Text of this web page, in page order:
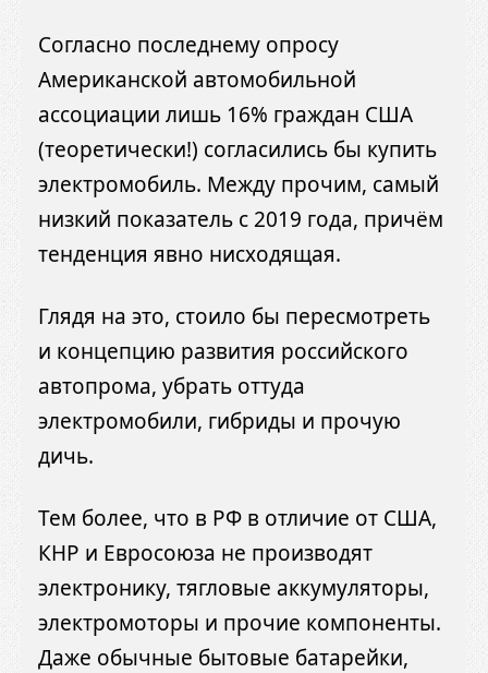
Согласно последнему опросу
Американской автомобильной
ассоциации лишь 16% граждан США
(теоретически!) согласились бы купить
электромобиль. Между прочим, самый
низкий показатель с 2019 года, причём
тенденция явно нисходящая.
Глядя на это, стоило бы пересмотреть
и концепцию развития российского
автопрома, убрать оттуда
электромобили, гибриды и прочую
дичь.
Тем более, что в РФ в отличие от США,
КНР и Евросоюза не производят
электронику, тягловые аккумуляторы,
электромоторы и прочие компоненты.
Даже обычные бытовые батарейки,